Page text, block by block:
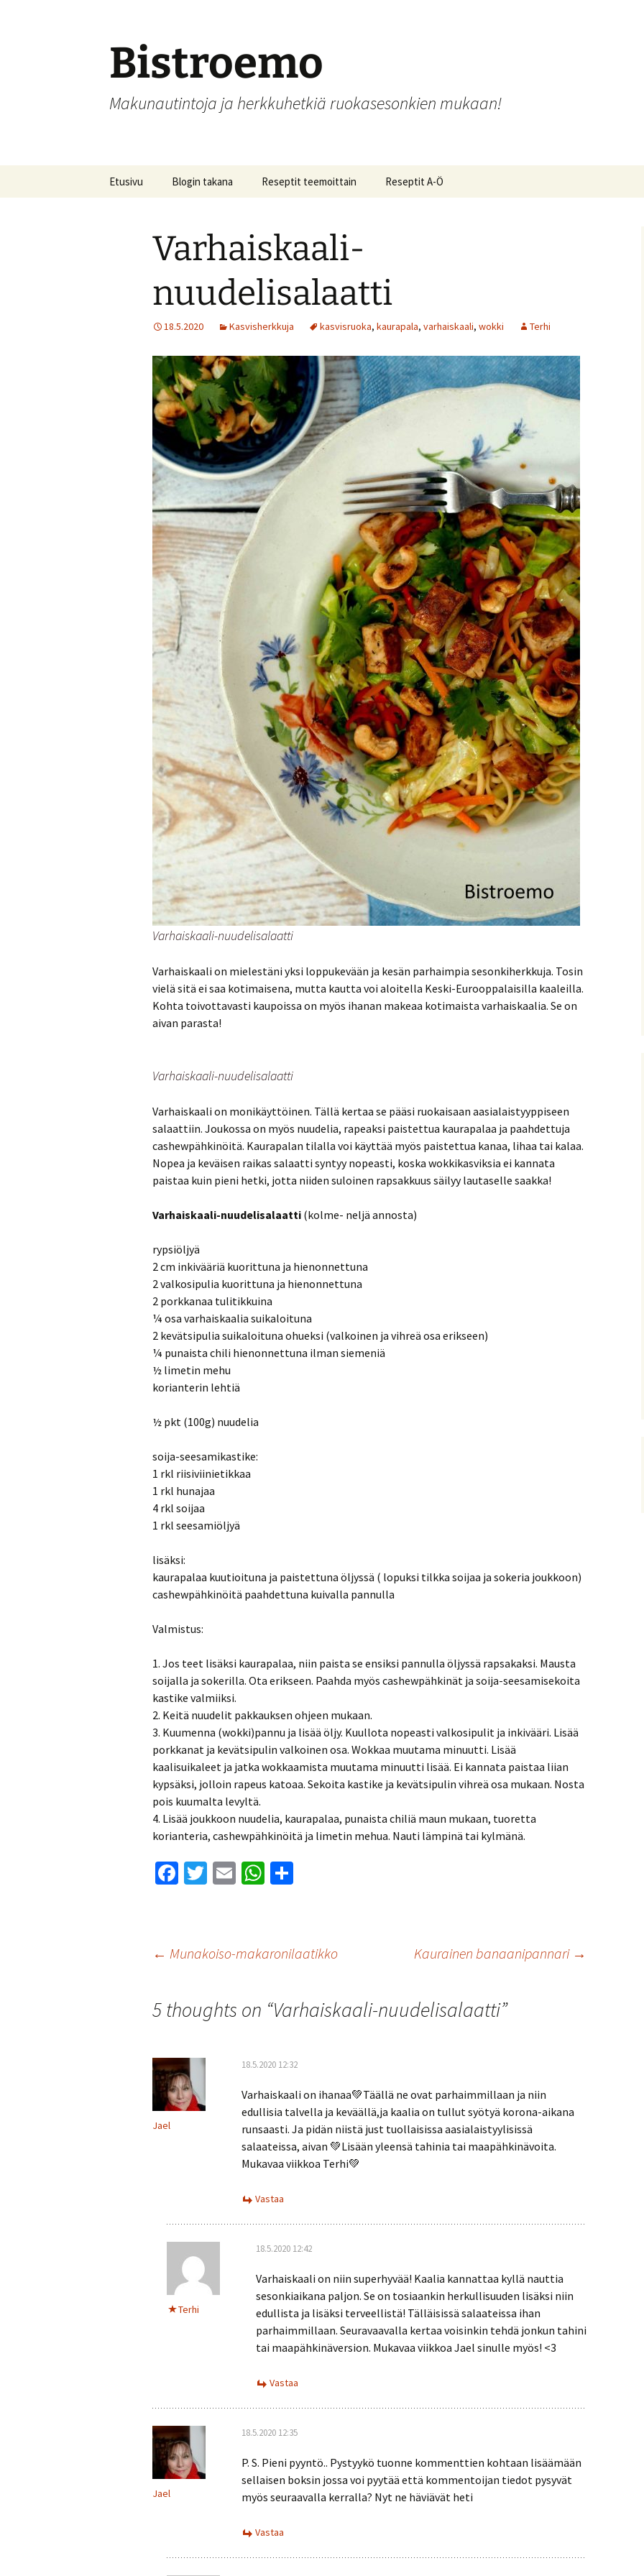
Bistroemo
Makunautintoja ja herkkuhetkiä ruokasesonkien mukaan!
Etusivu Blogin takana Reseptit teemoittain
Alkupalat
Hedelmät, hillot ja
säilöntä
Joulu
Jälkiruokia
Juomia
Kalaruokia
Kasvisherkkuja
Keitot
Liharuokia
Makeat leivonnaiset
Munakkaat
Pastat
Pizzat
Risotot
Salaatit
Sienet
Suolaiset leivonnaiset
Reseptit A-Ö
Varhaiskaali-
nuudelisalaatti
18.5.2020 Kasvisherkkuja kasvisruoka, kaurapala, varhaiskaali, wokki Terhi
Varhaiskaali-nuudelisalaatti
Varhaiskaali on mielestäni yksi loppukevään ja kesän parhaimpia sesonkiherkkuja. Tosin
vielä sitä ei saa kotimaisena, mutta kautta voi aloitella Keski-Eurooppalaisilla kaaleilla.
Kohta toivottavasti kaupoissa on myös ihanan makeaa kotimaista varhaiskaalia. Se on
aivan parasta!
Varhaiskaali-nuudelisalaatti
Varhaiskaali on monikäyttöinen. Tällä kertaa se pääsi ruokaisaan aasialaistyyppiseen
salaattiin. Joukossa on myös nuudelia, rapeaksi paistettua kaurapalaa ja paahdettuja
cashewpähkinöitä. Kaurapalan tilalla voi käyttää myös paistettua kanaa, lihaa tai kalaa.
Nopea ja keväisen raikas salaatti syntyy nopeasti, koska wokkikasviksia ei kannata
paistaa kuin pieni hetki, jotta niiden suloinen rapsakkuus säilyy lautaselle saakka!
Varhaiskaali-nuudelisalaatti (kolme- neljä annosta)
rypsiöljyä
2 cm inkivääriä kuorittuna ja hienonnettuna
2 valkosipulia kuorittuna ja hienonnettuna
2 porkkanaa tulitikkuina
¼ osa varhaiskaalia suikaloituna
2 kevätsipulia suikaloituna ohueksi (valkoinen ja vihreä osa erikseen)
¼ punaista chili hienonnettuna ilman siemeniä
½ limetin mehu
korianterin lehtiä
½ pkt (100g) nuudelia
soija-seesamikastike:
1 rkl riisiviinietikkaa
1 rkl hunajaa
4 rkl soijaa
1 rkl seesamiöljyä
lisäksi:
kaurapalaa kuutioituna ja paistettuna öljyssä ( lopuksi tilkka soijaa ja sokeria joukkoon)
cashewpähkinöitä paahdettuna kuivalla pannulla
Valmistus:
1. Jos teet lisäksi kaurapalaa, niin paista se ensiksi pannulla öljyssä rapsakaksi. Mausta
soijalla ja sokerilla. Ota erikseen. Paahda myös cashewpähkinät ja soija-seesamisekoita
kastike valmiiksi.
2. Keitä nuudelit pakkauksen ohjeen mukaan.
3. Kuumenna (wokki)pannu ja lisää öljy. Kuullota nopeasti valkosipulit ja inkivääri. Lisää
porkkanat ja kevätsipulin valkoinen osa. Wokkaa muutama minuutti. Lisää
kaalisuikaleet ja jatka wokkaamista muutama minuutti lisää. Ei kannata paistaa liian
kypsäksi, jolloin rapeus katoaa. Sekoita kastike ja kevätsipulin vihreä osa mukaan. Nosta
pois kuumalta levyltä.
4. Lisää joukkoon nuudelia, kaurapalaa, punaista chiliä maun mukaan, tuoretta
korianteria, cashewpähkinöitä ja limetin mehua. Nauti lämpinä tai kylmänä.
Fa
o
o
T
er
E
W
p
e
Artikkelien
← Munakoiso-makaronilaatikko Kaurainen banaanipannari →
5 thoughts on “Varhaiskaali-nuudelisalaatti”
Jael
18.5.2020 12:32
Varhaiskaali on ihanaa💚Täällä ne ovat parhaimmillaan ja niin
edullisia talvella ja keväällä,ja kaalia on tullut syötyä korona-aikana
runsaasti. Ja pidän niistä just tuollaisissa aasialaistyylisissä
salaateissa, aivan 💚Lisään yleensä tahinia tai maapähkinävoita.
Mukavaa viikkoa Terhi💚
Vastaa
Terhi
18.5.2020 12:42
Varhaiskaali on niin superhyvää! Kaalia kannattaa kyllä nauttia
sesonkiaikana paljon. Se on tosiaankin herkullisuuden lisäksi niin
edullista ja lisäksi terveellistä! Tälläisissä salaateissa ihan
parhaimmillaan. Seuravaavalla kertaa voisinkin tehdä jonkun tahini
tai maapähkinäversion. Mukavaa viikkoa Jael sinulle myös! <3
Vastaa
Jael
18.5.2020 12:35
P. S. Pieni pyyntö.. Pystyykö tuonne kommenttien kohtaan lisäämään
sellaisen boksin jossa voi pyytää että kommentoijan tiedot pysyvät
myös seuraavalla kerralla? Nyt ne häviävät heti
Vastaa